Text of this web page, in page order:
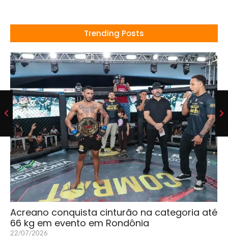
Trending Posts
Acreano conquista cinturão na categoria até
66 kg em evento em Rondônia
22/07/2026